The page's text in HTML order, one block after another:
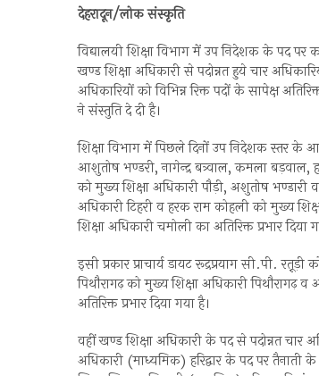
देहरादून/लोक संस्कृति
विद्यालयी शिक्षा विभाग में उप निदेशक के पद पर
खण्ड शिक्षा अधिकारी से पदोन्नत हुये चार
अधिकारियों को विभिन्न रिक्त पदों के सापेक्ष
ने संस्तुति दे दी है।
शिक्षा विभाग में पिछले दिनों उप निदेशक स्तर के
आशुतोष भण्डरी, नागेन्द्र बत्र्वाल, कमला
को मुख्य शिक्षा अधिकारी पौड़ी, अशुतोष
अधिकारी टिहरी व हरक राम कोहली को मुख्य
शिक्षा अधिकारी चमोली का अतिरिक्त प्रभार दिया
इसी प्रकार प्राचार्य डायट रूद्रप्रयाग सी.पी.
पिथौरागढ़ को मुख्य शिक्षा अधिकारी पिथौरागढ़
अतिरिक्त प्रभार दिया गया है।
वहीं खण्ड शिक्षा अधिकारी के पद से पदोन्नत
अधिकारी (माध्यमिक) हरिद्वार के पद पर तैनाती